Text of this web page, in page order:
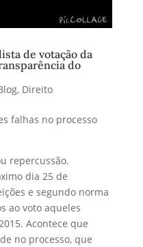
de votação da
do
, Direito
falhas no processo
repercussão.
dia 25 de
e segundo norma
ao voto aqueles
Acontece que
no processo, que